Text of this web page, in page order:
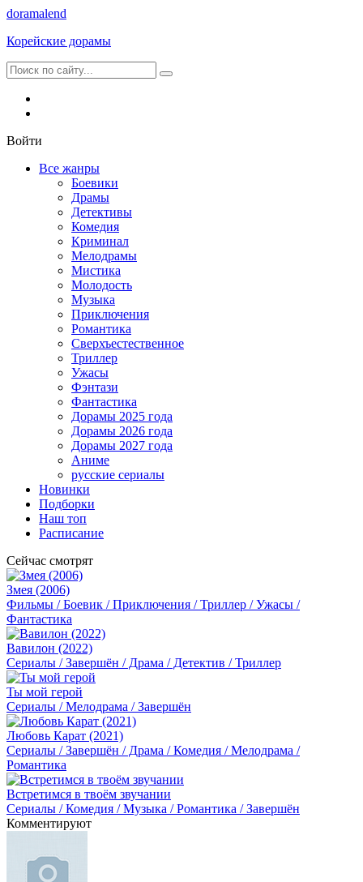
doramalend
Корейские дорамы
Войти
Все жанры
Боевики
Драмы
Детективы
Комедия
Криминал
Мелодрамы
Мистика
Молодость
Музыка
Приключения
Романтика
Сверхъестественное
Триллер
Ужасы
Фэнтази
Фантастика
Дорамы 2025 года
Дорамы 2026 года
Дорамы 2027 года
Аниме
русские сериалы
Новинки
Подборки
Наш топ
Расписание
Сейчас смотрят
Змея (2006)
Фильмы / Боевик / Приключения / Триллер / Ужасы /
Фантастика
Вавилон (2022)
Сериалы / Завершён / Драма / Детектив / Триллер
Ты мой герой
Сериалы / Мелодрама / Завершён
Любовь Карат (2021)
Сериалы / Завершён / Драма / Комедия / Мелодрама /
Романтика
Встретимся в твоём звучании
Сериалы / Комедия / Музыка / Романтика / Завершён
Комментируют